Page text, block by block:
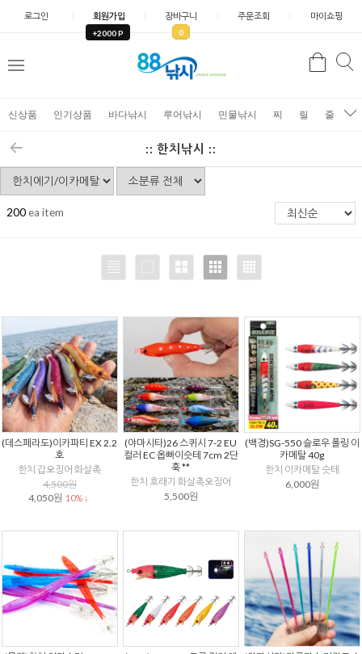
로그인 회원가입
+2000 P
장바구니
0
주문조회 마이쇼핑
검
신상품 인기상품 바다낚시 루어낚시 민물낚시 찌 릴 줄
:: 한치낚시 ::
200ea item
(데스페라도)이카파티 EX 2.2
호
한치 갑오징어 화살촉
4,500원
4,050원 10% ↓
(야마시타)26 스퀴시 7-2 EU
컬러 EC 옵빠이슷테 7cm 2단
훅 **
한치 호래기 화살촉오징어
5,500원
(백경)SG-550 슬로우 폴링 이
카메탈 40g
한치 이카메탈 슷테
6,000원